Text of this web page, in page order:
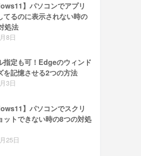
】パソコンでアプリ
てるのに表示されない時の
処法
8日
指定も可！Edgeのウィンド
を記憶させる2つの方法
3日
】パソコンでスクリ
ットできない時の8つの対処
25日